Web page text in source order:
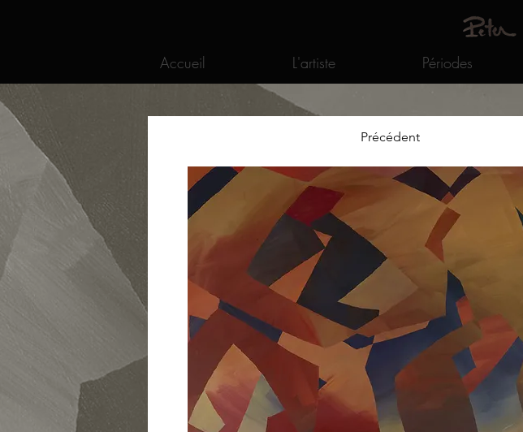
Accueil L'artiste Périodes
Précédent